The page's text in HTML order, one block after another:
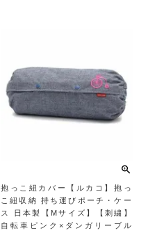
抱っこ紐カバー【ルカコ】抱っ
こ紐収納 持ち運びポーチ・ケー
ス 日本製【Mサイズ】【刺繍】
自転車ピンク×ダンガリーブル